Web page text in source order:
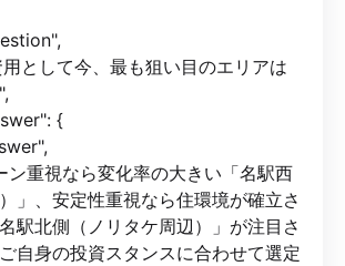
として今、最も狙い目のエリアは
{
重視なら変化率の大きい「名駅西
」、安定性重視なら住環境が確立さ
駅北側（ノリタケ周辺）」が注目さ
自身の投資スタンスに合わせて選定